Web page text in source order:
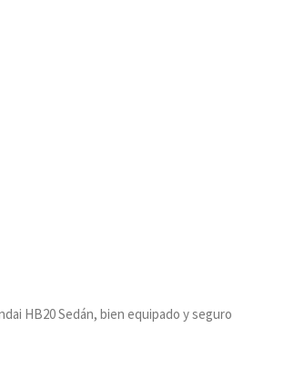
HB20 Sedán, bien equipado y seguro